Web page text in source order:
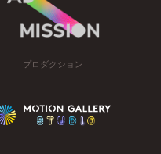
プロダクション